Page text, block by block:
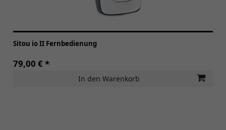
Sitou io II Fernbedienung
79,00 € *
In den Warenkorb